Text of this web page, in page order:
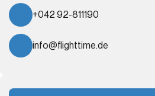
+042 92-811190
info@flighttime.de